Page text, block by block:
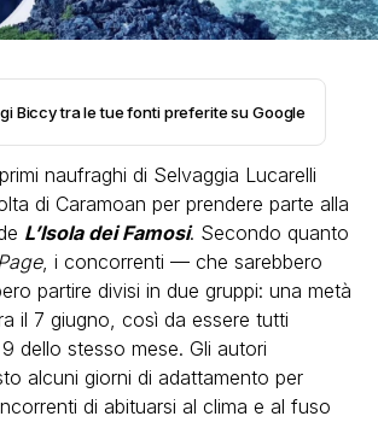
Biccy tra le tue fonti preferite su Google
naufraghi di Selvaggia Lucarelli
di Caramoan per prendere parte alla
L’Isola dei Famosi. Secondo quanto
, i concorrenti — che sarebbero
partire divisi in due gruppi: una metà
il 7 giugno, così da essere tutti
dello stesso mese. Gli autori
alcuni giorni di adattamento per
di abituarsi al clima e al fuso